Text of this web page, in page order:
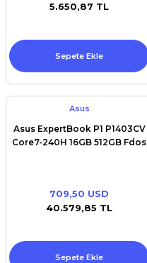
5.650,87 TL
Sepete Ekle
Asus
Asus ExpertBook P1 P1403CV
Core7-240H 16GB 512GB Fdos
709,50 USD
40.579,85 TL
Sepete Ekle